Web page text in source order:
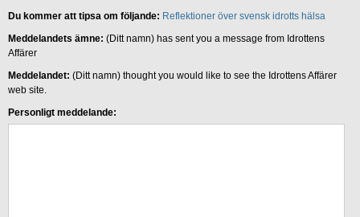
Du kommer att tipsa om följande: Reflektioner över svensk idrotts hälsa
Meddelandets ämne: (Ditt namn) has sent you a message from Idrottens
Affärer
Meddelandet: (Ditt namn) thought you would like to see the Idrottens Affärer
web site.
Personligt meddelande: